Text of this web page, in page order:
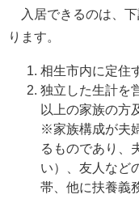
入居できるのは、
ります。
相生市内に定住
独立した生計を
以上の家族の方
※家族構成が夫
るものであり、
い）、友人など
帯、他に扶養義